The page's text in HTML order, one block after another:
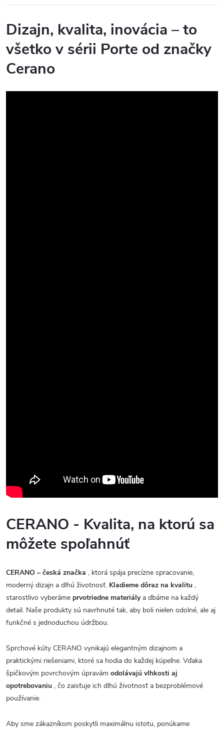
Dizajn, kvalita, inovácia – to
všetko v sérii Porte od značky
Cerano
CERANO - Kvalita, na ktorú sa
môžete spoľahnúť
CERANO – česká značka , ktorá spája precízne spracovanie,
moderný dizajn a dlhú životnosť. Kladieme dôraz na kvalitu ,
starostlivo vyberáme prvotriedne materiálya dbáme na každý
detail. Naše produkty sú navrhnuté tak, aby boli nielen odolné, ale aj
funkčné s jednoduchou údržbou.
Sprchové kúty CERANO vynikajú elegantným dizajnom a
praktickými riešeniami, ktoré sa hodia do každej kúpeľne. Vďaka
špičkovým povrchovým úpravám odolávajú vlhkosti aj
opotrebovaniu , čo zaisťuje ich dlhú životnosť a bezproblémové
používanie.
Aby sme zákazníkom poskytli maximálnu istotu, ponúkame